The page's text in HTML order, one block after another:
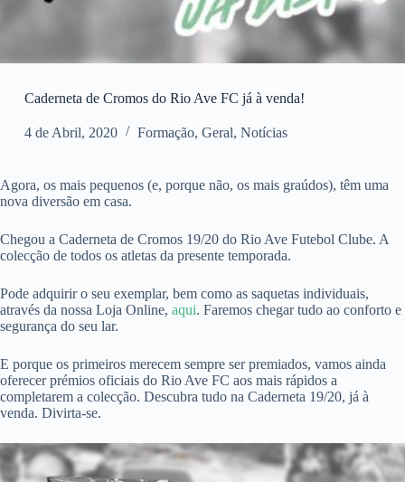
Caderneta de Cromos do Rio Ave FC já à venda!
4 de Abril, 2020 Formação, Geral, Notícias
Agora, os mais pequenos (e, porque não, os mais graúdos), têm uma
nova diversão em casa.
Chegou a Caderneta de Cromos 19/20 do Rio Ave Futebol Clube. A
colecção de todos os atletas da presente temporada.
Pode adquirir o seu exemplar, bem como as saquetas individuais,
através da nossa Loja Online, aqui. Faremos chegar tudo ao conforto e
segurança do seu lar.
E porque os primeiros merecem sempre ser premiados, vamos ainda
oferecer prémios oficiais do Rio Ave FC aos mais rápidos a
completarem a colecção. Descubra tudo na Caderneta 19/20, já à
venda. Divirta-se.